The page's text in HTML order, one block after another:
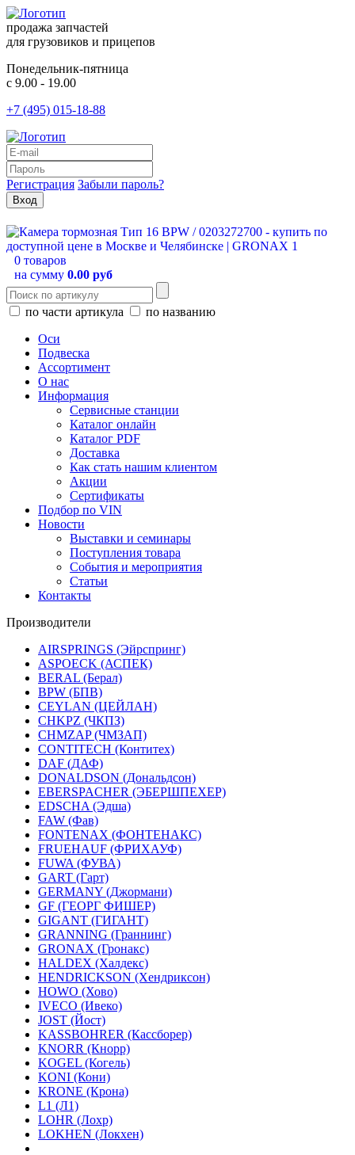
продажа запчастей
для грузовиков и прицепов
Понедельник-пятница
с 9.00 - 19.00
+7 (495) 015-18-88
Регистрация Забыли пароль?
0 товаров
на сумму 0.00 руб
по части артикула
по названию
Оси
Подвеска
Ассортимент
О нас
Информация
Сервисные станции
Каталог онлайн
Каталог PDF
Доставка
Как стать нашим клиентом
Акции
Сертификаты
Подбор по VIN
Новости
Выставки и семинары
Поступления товара
События и мероприятия
Статьи
Контакты
Производители
AIRSPRINGS (Эйрспринг)
ASPOECK (АСПЕК)
BERAL (Берал)
BPW (БПВ)
CEYLAN (ЦЕЙЛАН)
CHKPZ (ЧКПЗ)
CHMZAP (ЧМЗАП)
CONTITECH (Контитех)
DAF (ДАФ)
DONALDSON (Дональдсон)
EBERSPACHER (ЭБЕРШПЕХЕР)
EDSCHA (Эдша)
FAW (Фав)
FONTENAX (ФОНТЕНАКС)
FRUEHAUF (ФРИХАУФ)
FUWA (ФУВА)
GART (Гарт)
GERMANY (Джормани)
GF (ГЕОРГ ФИШЕР)
GIGANT (ГИГАНТ)
GRANNING (Граннинг)
GRONAX (Гронакс)
HALDEX (Халдекс)
HENDRICKSON (Хендриксон)
HOWO (Хово)
IVECO (Ивеко)
JOST (Йост)
KASSBOHRER (Касcборер)
KNORR (Кнорр)
KOGEL (Когель)
KONI (Кони)
KRONE (Крона)
L1 (Л1)
LOHR (Лохр)
LOKHEN (Локхен)